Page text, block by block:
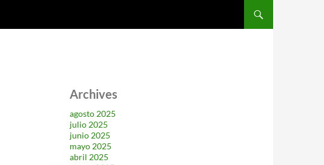
Archives
agosto 2025
julio 2025
junio 2025
mayo 2025
abril 2025